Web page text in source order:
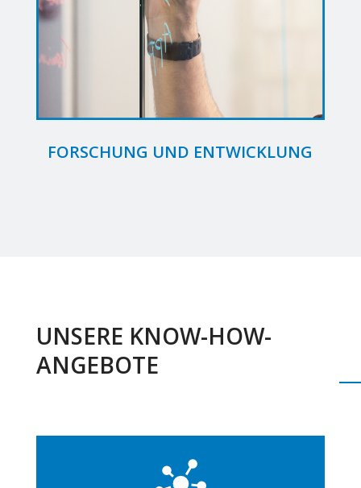
FORSCHUNG UND ENTWICKLUNG
UNSERE KNOW-HOW-
ANGEBOTE